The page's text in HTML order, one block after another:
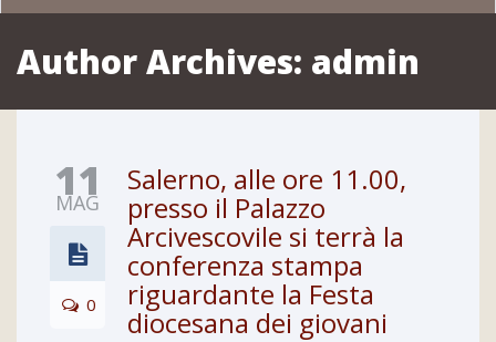
Author Archives: admin
11
MAG
0
Salerno, alle ore 11.00,
presso il Palazzo
Arcivescovile si terrà la
conferenza stampa
riguardante la Festa
diocesana dei giovani